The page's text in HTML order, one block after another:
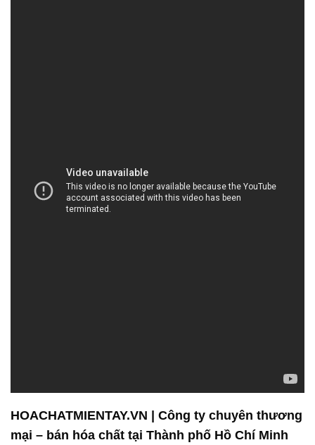
HOACHATMIENTAY.VN | Công ty chuyên thương
mại – bán hóa chất tại Thành phố Hồ Chí Minh